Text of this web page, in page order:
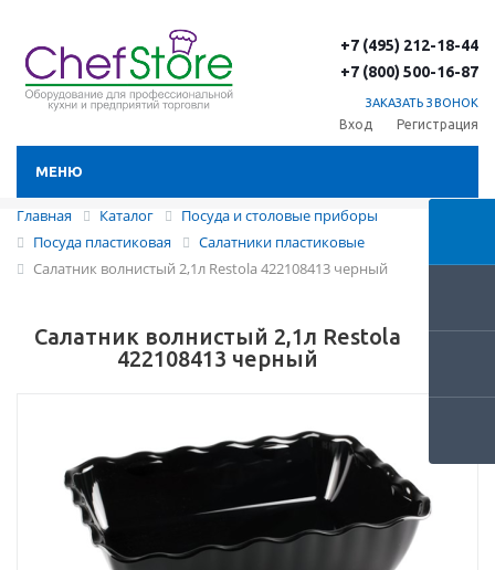
+7 (495) 212-18-44
+7 (800) 500-16-87
ЗАКАЗАТЬ ЗВОНОК
Вход Регистрация
МЕНЮ
Главная Каталог
Посуда и столовые приборы
Посуда пластиковая
Салатники пластиковые
Салатник волнистый 2,1л Restola 422108413 черный
Салатник волнистый 2,1л Restola
422108413 черный